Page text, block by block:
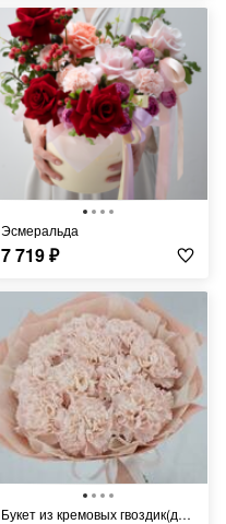
Эсмеральда
7 719₽
Букет из кремовых гвоздик(диантусов)